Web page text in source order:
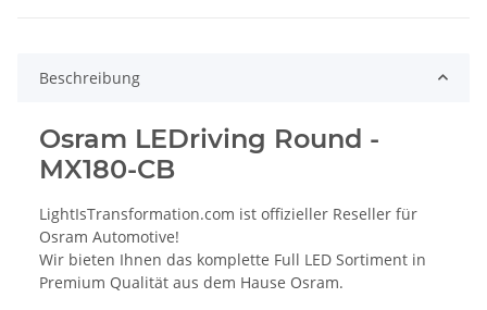
Beschreibung
Osram LEDriving Round -
MX180-CB
LightIsTransformation.com ist offizieller Reseller für
Osram Automotive!
Wir bieten Ihnen das komplette Full LED Sortiment in
Premium Qualität aus dem Hause Osram.